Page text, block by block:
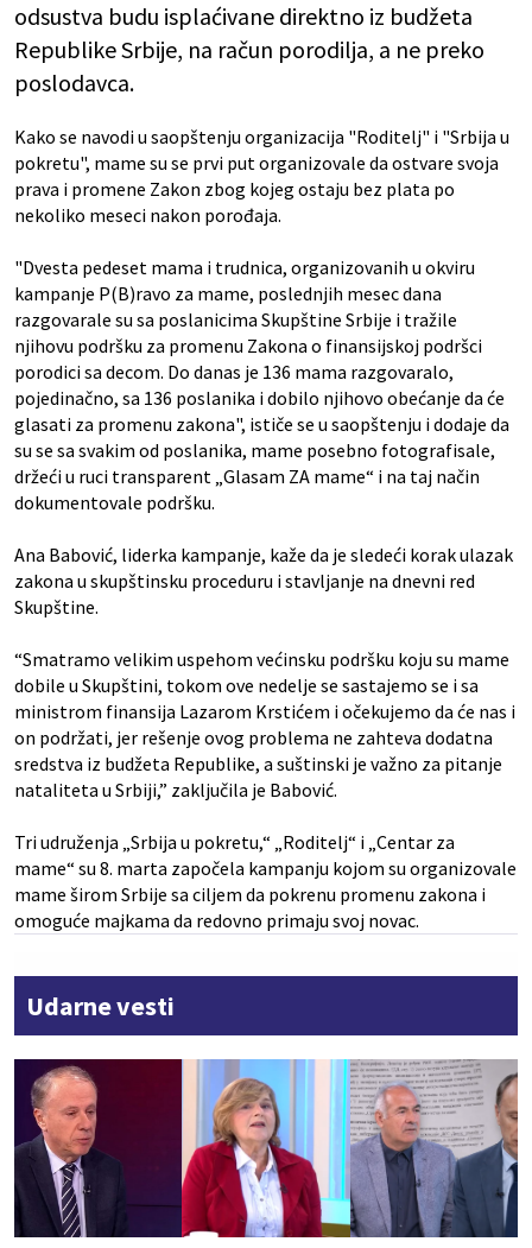
odsustva budu isplaćivane direktno iz budžeta
Republike Srbije, na račun porodilja, a ne preko
poslodavca.
Kako se navodi u saopštenju organizacija "Roditelj" i "Srbija u
pokretu", mame su se prvi put organizovale da ostvare svoja
prava i promene Zakon zbog kojeg ostaju bez plata po
nekoliko meseci nakon porođaja.
"Dvesta pedeset mama i trudnica, organizovanih u okviru
kampanje P(B)ravo za mame, poslednjih mesec dana
razgovarale su sa poslanicima Skupštine Srbije i tražile
njihovu podršku za promenu Zakona o finansijskoj podršci
porodici sa decom. Do danas je 136 mama razgovaralo,
pojedinačno, sa 136 poslanika i dobilo njihovo obećanje da će
glasati za promenu zakona", ističe se u saopštenju i dodaje da
su se sa svakim od poslanika, mame posebno fotografisale,
držeći u ruci transparent „Glasam ZA mame“ i na taj način
dokumentovale podršku.
Ana Babović, liderka kampanje, kaže da je sledeći korak ulazak
zakona u skupštinsku proceduru i stavljanje na dnevni red
Skupštine.
“Smatramo velikim uspehom većinsku podršku koju su mame
dobile u Skupštini, tokom ove nedelje se sastajemo se i sa
ministrom finansija Lazarom Krstićem i očekujemo da će nas i
on podržati, jer rešenje ovog problema ne zahteva dodatna
sredstva iz budžeta Republike, a suštinski je važno za pitanje
nataliteta u Srbiji,” zaključila je Babović.
Tri udruženja „Srbija u pokretu,“ „Roditelj“ i „Centar za
mame“ su 8. marta započela kampanju kojom su organizovale
mame širom Srbije sa ciljem da pokrenu promenu zakona i
omoguće majkama da redovno primaju svoj novac.
Udarne vesti